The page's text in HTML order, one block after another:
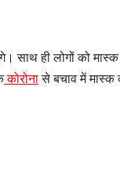
साथ ही लोगों को
कोरोनासे बचाव में मास्क